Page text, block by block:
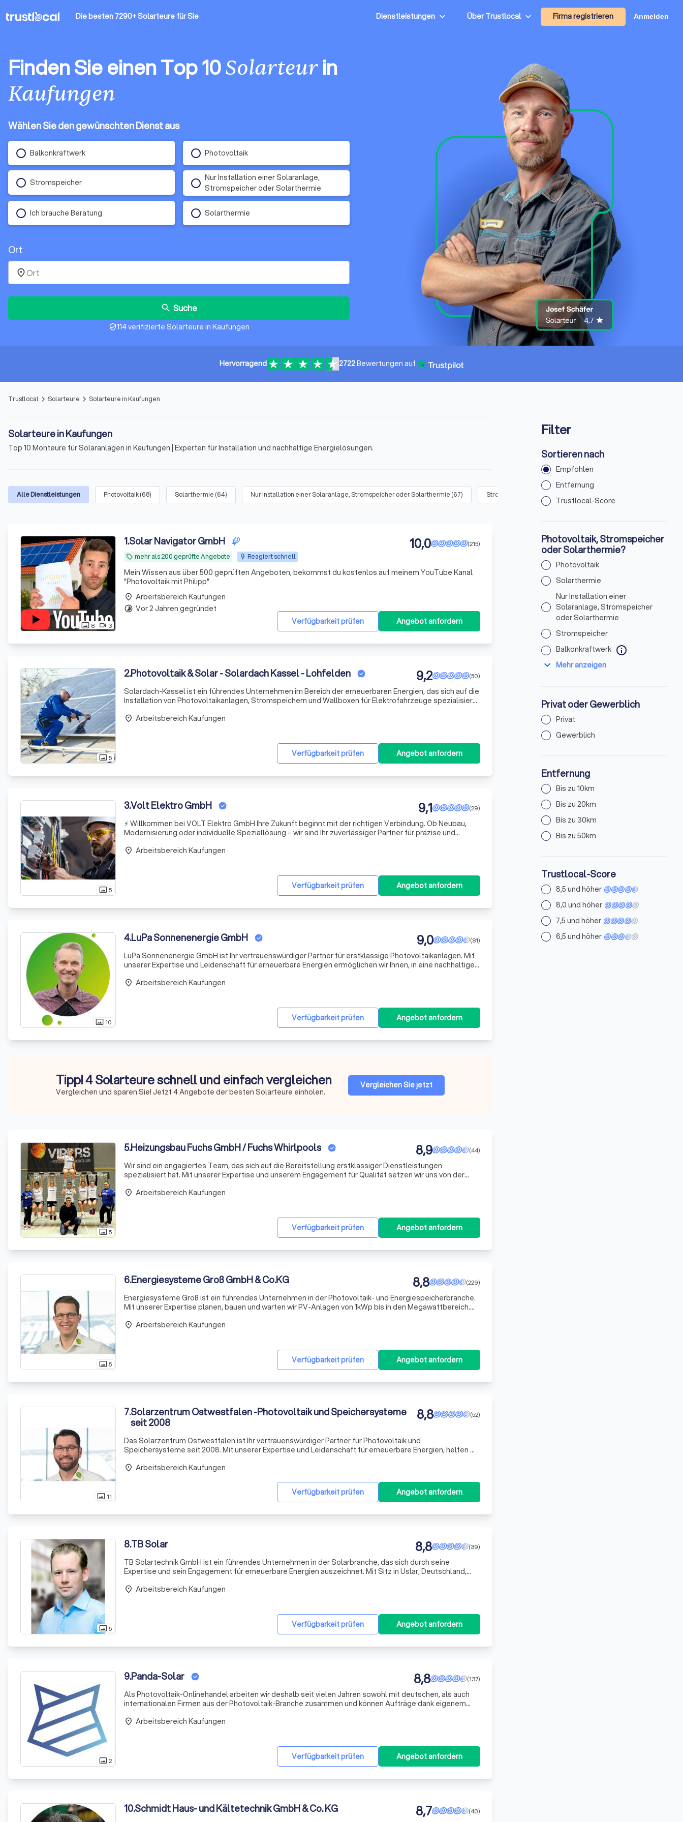
Die besten 7290+ Solarteure für Sie Dienstleistungen Über Trustlocal Firma registrieren Anmelden
Finden Sie einen Top 10Solarteurin
Kaufungen
Wählen Sie den gewünschten Dienst aus
Balkonkraftwerk Photovoltaik
Stromspeicher
Nur Installation einer Solaranlage,
Stromspeicher oder Solarthermie
Ich brauche Beratung Solarthermie
Ort
place
search Suche
verified_user114 verifizierte Solarteure in Kaufungen
Hervorragend 2722Bewertungen auf
Trustlocal arrow_forward_ios Solarteure arrow_forward_ios Solarteure in Kaufungen
Solarteure in Kaufungen
Top 10 Monteure für Solaranlagen in Kaufungen | Experten für Installation und nachhaltige Energielösungen.
Alle Dienstleistungen Photovoltaik(68) Solarthermie (64) Nur Installation einer Solaranlage, Stromspeicher oder Solarthermie (67) Stromspeicher
photo_size_select_actual 8 videocam 3
1.Solar Navigator GmbH
local_offer mehr als 200 geprüfte Angebote Reagiert schnell
(215)
10,0
Mein Wissen aus über 500 geprüften Angeboten, bekommst du kostenlos auf meinem YouTube Kanal
"Photovoltaik mit Philipp"
Verfügbarkeit prüfen Angebot anfordern
place Arbeitsbereich Kaufungen
timelapse Vor 2 Jahren gegründet
photo_size_select_actual5
2.Photovoltaik & Solar - Solardach Kassel - Lohfelden (50)
9,2
Solardach-Kassel ist ein führendes Unternehmen im Bereich der erneuerbaren Energien, das sich auf die
Installation von Photovoltaikanlagen, Stromspeichern und Wallboxen für Elektrofahrzeuge spezialisiert
Verfügbarkeit prüfen Angebot anfordern
place Arbeitsbereich Kaufungen
photo_size_select_actual5
3.Volt Elektro GmbH (29)
9,1
⚡ Willkommen bei VOLT Elektro GmbH Ihre Zukunft beginnt mit der richtigen Verbindung. Ob Neubau,
Modernisierung oder individuelle Speziallösung – wir sind Ihr zuverlässiger Partner für präzise und
Verfügbarkeit prüfen Angebot anfordern
place Arbeitsbereich Kaufungen
photo_size_select_actual 10
4.LuPa Sonnenenergie GmbH (81)
9,0
LuPa Sonnenenergie GmbH ist Ihr vertrauenswürdiger Partner für erstklassige Photovoltaikanlagen. Mit
unserer Expertise und Leidenschaft für erneuerbare Energien ermöglichen wir Ihnen, in eine nachhaltige
Verfügbarkeit prüfen Angebot anfordern
place Arbeitsbereich Kaufungen
Tipp! 4 Solarteure schnell und einfach vergleichen
Vergleichen und sparen Sie! Jetzt 4 Angebote der besten Solarteure einholen.
Vergleichen Sie jetzt
photo_size_select_actual5
5.Heizungsbau Fuchs GmbH / Fuchs Whirlpools (44)
8,9
Wir sind ein engagiertes Team, das sich auf die Bereitstellung erstklassiger Dienstleistungen
spezialisiert hat. Mit unserer Expertise und unserem Engagement für Qualität setzen wir uns von der
indiv
Verfügbarkeit prüfen Angebot anfordern
place Arbeitsbereich Kaufungen
photo_size_select_actual5
6.Energiesysteme Groß GmbH & Co.KG (229)
8,8
Energiesysteme Groß ist ein führendes Unternehmen in der Photovoltaik- und Energiespeicherbranche.
Mit unserer Expertise planen, bauen und warten wir PV-Anlagen von 1kWp bis in den Megawattbereich.
Verfügbarkeit prüfen Angebot anfordern
place Arbeitsbereich Kaufungen
photo_size_select_actual 11
7.Solarzentrum Ostwestfalen -Photovoltaik und Speichersysteme
seit 2008
(52)
8,8
Das Solarzentrum Ostwestfalen ist Ihr vertrauenswürdiger Partner für Photovoltaik und
Speichersysteme seit 2008. Mit unserer Expertise und Leidenschaft für erneuerbare Energien, helfen wir
Kunden eine i
Verfügbarkeit prüfen Angebot anfordern
place Arbeitsbereich Kaufungen
photo_size_select_actual5
8.TB Solar (39)
8,8
TB Solartechnik GmbH ist ein führendes Unternehmen in der Solarbranche, das sich durch seine
Expertise und sein Engagement für erneuerbare Energien auszeichnet. Mit Sitz in Uslar, Deutschland,
besteht aus
Verfügbarkeit prüfen Angebot anfordern
place Arbeitsbereich Kaufungen
photo_size_select_actual2
9.Panda-Solar (137)
8,8
Als Photovoltaik-Onlinehandel arbeiten wir deshalb seit vielen Jahren sowohl mit deutschen, als auch
internationalen Firmen aus der Photovoltaik-Branche zusammen und können Aufträge dank eigenem
Se
Verfügbarkeit prüfen Angebot anfordern
place Arbeitsbereich Kaufungen
10.Schmidt Haus- und Kältetechnik GmbH & Co. KG (40)
8,7
Filter
Sortieren nach
Empfohlen
Entfernung
Trustlocal-Score
Photovoltaik, Stromspeicher
oder Solarthermie?
Photovoltaik
Solarthermie
Nur Installation einer
Solaranlage, Stromspeicher
oder Solarthermie
Stromspeicher
Balkonkraftwerk info
expand_more Mehr anzeigen
Privat oder Gewerblich
Privat
Gewerblich
Entfernung
Bis zu 10km
Bis zu 20km
Bis zu 30km
Bis zu 50km
Trustlocal-Score
8,5 und höher
8,0 und höher
7,5 und höher
6,5 und höher